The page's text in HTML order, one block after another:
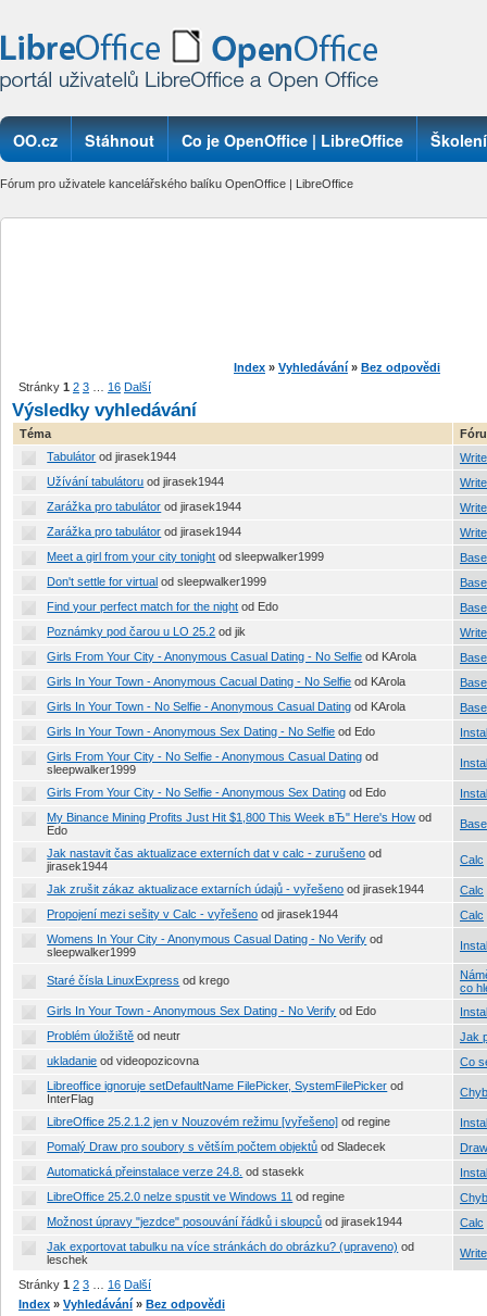
OO.cz Stáhnout Co je OpenOffice | LibreOffice Školení
Fórum pro uživatele kancelářského balíku OpenOffice | LibreOffice
Index » Vyhledávání » Bez odpovědi
Stránky 1 2 3 16 Další
Výsledky vyhledávání
Téma
Tabulátor od jirasek1944
Užívání tabulátoru od jirasek1944
Zarážka pro tabulátor od jirasek1944
Zarážka pro tabulátor od jirasek1944
Meet a girl from your city tonight od sleepwalker1999
Base
Don't settle for virtual od sleepwalker1999
Base
Find your perfect match for the night od Edo
Base
Poznámky pod čarou u LO 25.2 od jik
Girls From Your City - Anonymous Casual Dating - No Selfie od KArola
Base
Girls In Your Town - Anonymous Cacual Dating - No Selfie od KArola
Base
Girls In Your Town - No Selfie - Anonymous Casual Dating od KArola
Base
Girls In Your Town - Anonymous Sex Dating - No Selfie od Edo
Girls From Your City - No Selfie - Anonymous Casual Dating od
sleepwalker1999
Girls From Your City - No Selfie - Anonymous Sex Dating od Edo
My Binance Mining Profits Just Hit $1,800 This Week вЂ" Here's How od
Edo
Base
Jak nastavit čas aktualizace externích dat v calc - zurušeno od
jirasek1944
Calc
Jak zrušit zákaz aktualizace extarních údajů - vyřešeno od jirasek1944
Calc
Propojení mezi sešity v Calc - vyřešeno od jirasek1944
Calc
Womens In Your City - Anonymous Casual Dating - No Verify od
sleepwalker1999
Staré čísla LinuxExpress od krego
co
Girls In Your Town - Anonymous Sex Dating - No Verify od Edo
Problém úložiště od neutr
Jak
ukladanie od videopozicovna
Co
Libreoffice ignoruje setDefaultName FilePicker, SystemFilePicker od
InterFlag
LibreOffice 25.2.1.2 jen v Nouzovém režimu [vyřešeno] od regine
Pomalý Draw pro soubory s větším počtem objektů od Sladecek
Draw
Automatická přeinstalace verze 24.8. od stasekk
LibreOffice 25.2.0 nelze spustit ve Windows 11 od regine
Možnost úpravy "jezdce" posouvání řádků i sloupců od jirasek1944
Calc
Jak exportovat tabulku na více stránkách do obrázku? (upraveno) od
leschek
Stránky 1 2 3 16 Další
Index » Vyhledávání » Bez odpovědi